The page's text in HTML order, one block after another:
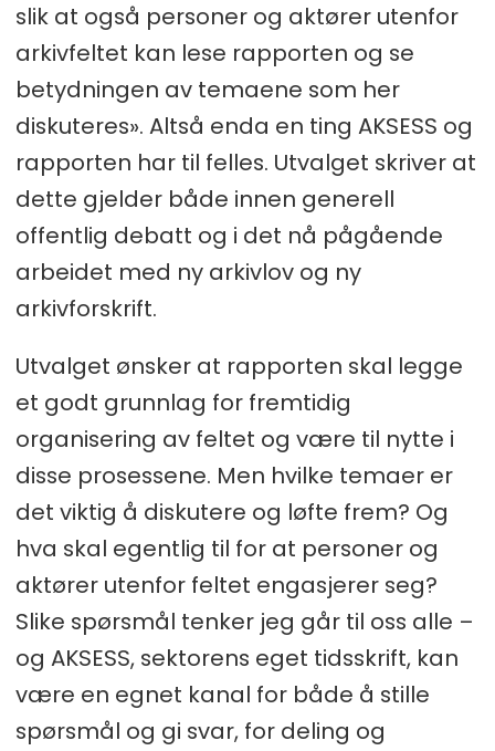
slik at også personer og aktører utenfor
arkivfeltet kan lese rapporten og se
betydningen av temaene som her
diskuteres». Altså enda en ting AKSESS og
rapporten har til felles. Utvalget skriver at
dette gjelder både innen generell
offentlig debatt og i det nå pågående
arbeidet med ny arkivlov og ny
arkivforskrift.
Utvalget ønsker at rapporten skal legge
et godt grunnlag for fremtidig
organisering av feltet og være til nytte i
disse prosessene. Men hvilke temaer er
det viktig å diskutere og løfte frem? Og
hva skal egentlig til for at personer og
aktører utenfor feltet engasjerer seg?
Slike spørsmål tenker jeg går til oss alle –
og AKSESS, sektorens eget tidsskrift, kan
være en egnet kanal for både å stille
spørsmål og gi svar, for deling og